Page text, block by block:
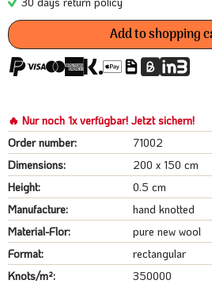
Add toshopping
🔥 Nur noch 1x verfügbar! Jetzt sichern!
Order number:
71002
Dimensions:
200 x 150 cm
Height:
0.5 cm
Manufacture:
hand knotted
Material-Flor:
pure new wool
Format:
rectangular
Knots/m²:
350000